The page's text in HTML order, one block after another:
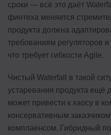
сроки — всё это даёт
финтеха меняется
продукта должна
требованиям регуляторов
что требует гибкости Agile.
Чистый Waterfall в такой
устаревания продукта ещё
может привести к хаосу в
консервативным
комплаенсом. Гибридный